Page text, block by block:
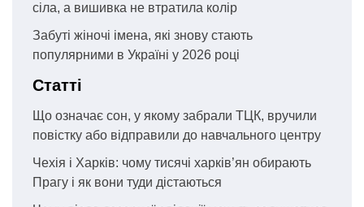
сіла, а вишивка не втратила колір
Забуті жіночі імена, які знову стають
популярними в Україні у 2026 році
Статті
Що означає сон, у якому забрали ТЦК, вручили
повістку або відправили до навчального центру
Чехія і Харків: чому тисячі харків’ян обирають
Прагу і як вони туди дістаються